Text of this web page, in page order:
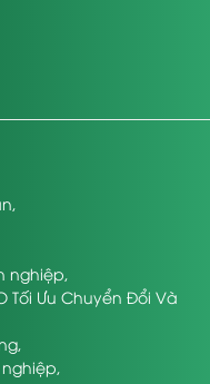
,
nghiệp,
Tối Ưu Chuyển Đổi Và
,
,